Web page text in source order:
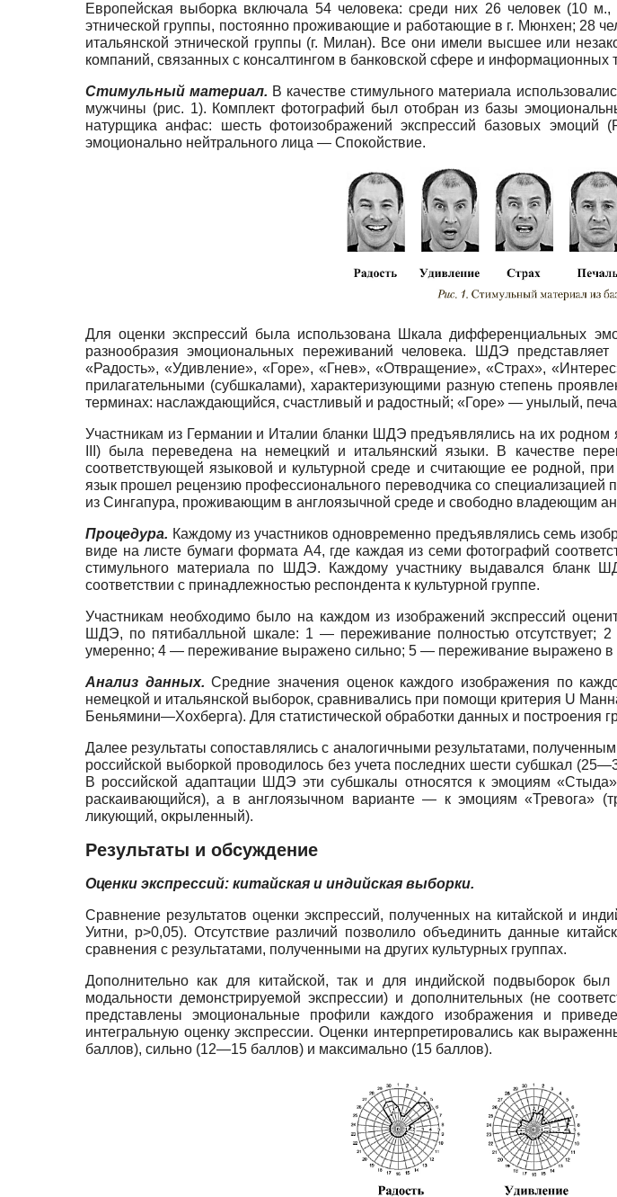
Европейская выборка включала 54 человека: среди них 26 человек (10
этнической группы, постоянно проживающие и работающие в г. Мюнхен; 28
итальянской этнической группы (г. Милан). Все они имели высшее или
компаний, связанных с консалтингом в банковской сфере и информационных
Стимульный материал. В качестве стимульного материала
мужчины (рис. 1). Комплект фотографий был отобран из базы
натурщика анфас: шесть фотоизображений экспрес­сий базовых
эмоционально нейтрального лица — Спокойствие.
Для оценки экспрессий была использована Шкала дифференциальных
разнообразия эмоциональных переживаний человека. ШДЭ
«Радость», «Удивление», «Горе», «Гнев», «Отвращение», «Страх»,
прилагательными (субшкалами), характеризующими разную степень
терминах: наслаждающийся, счастливый и радостный; «Горе» — унылый,
Участникам из Германии и Италии бланки ШДЭ предъявлялись на их
III) была переведена на немецкий и итальянский языки. В качестве
соответствующей языковой и культурной среде и считающие ее родной,
язык прошел рецензию профессионального переводчика со специализацией
из Сингапура, проживающим в англоязычной среде и свободно владеющим
Процедура. Каждому из участников одновременно предъявлялись семь
виде на листе бумаги формата А4, где каждая из семи фотографий
стимульного материала по ШДЭ. Каждому участнику выдавался бланк
соответствии с принадлежностью респондента к культурной группе.
Участникам необходимо было на каждом из изображений экспрессий
ШДЭ, по пятибалльной шкале: 1 — переживание полностью
умеренно; 4 — переживание выражено сильно; 5 — переживание выражено в
Анализ данных.Средние значения оценок каждого изображения по
немецкой и итальянской выборок, сравнивались при помощи критерия U
Беньямини—Хохберга). Для статистической обработки данных и построения
Далее результаты сопоставлялись с аналогичными результатами,
российской выборкой проводилось без учета последних шести субшкал
В российской адаптации ШДЭ эти субшкалы относятся к эмоциям
раскаивающийся), а в англоязычном варианте — к эмоциям «Тревога»
ликующий, окрыленный).
Результаты и обсуждение
Оценки экспрессий: китайская и индийская выборки.
Сравнение результатов оценки экспрессий, полученных на китайской и
Уитни, p>0,05). Отсутствие различий позволило объединить данные
сравнения с результатами, полученными на других культурных группах.
Дополнительно как для китайской, так и для индийской подвыборок
модальности демонстрируемой экспрессии) и дополнительных (не
представлены эмоциональные профили каждого изображения и
интегральную оценку экспрессии. Оценки интерпретировались как
баллов), сильно (12—15 баллов) и максимально (15 баллов).